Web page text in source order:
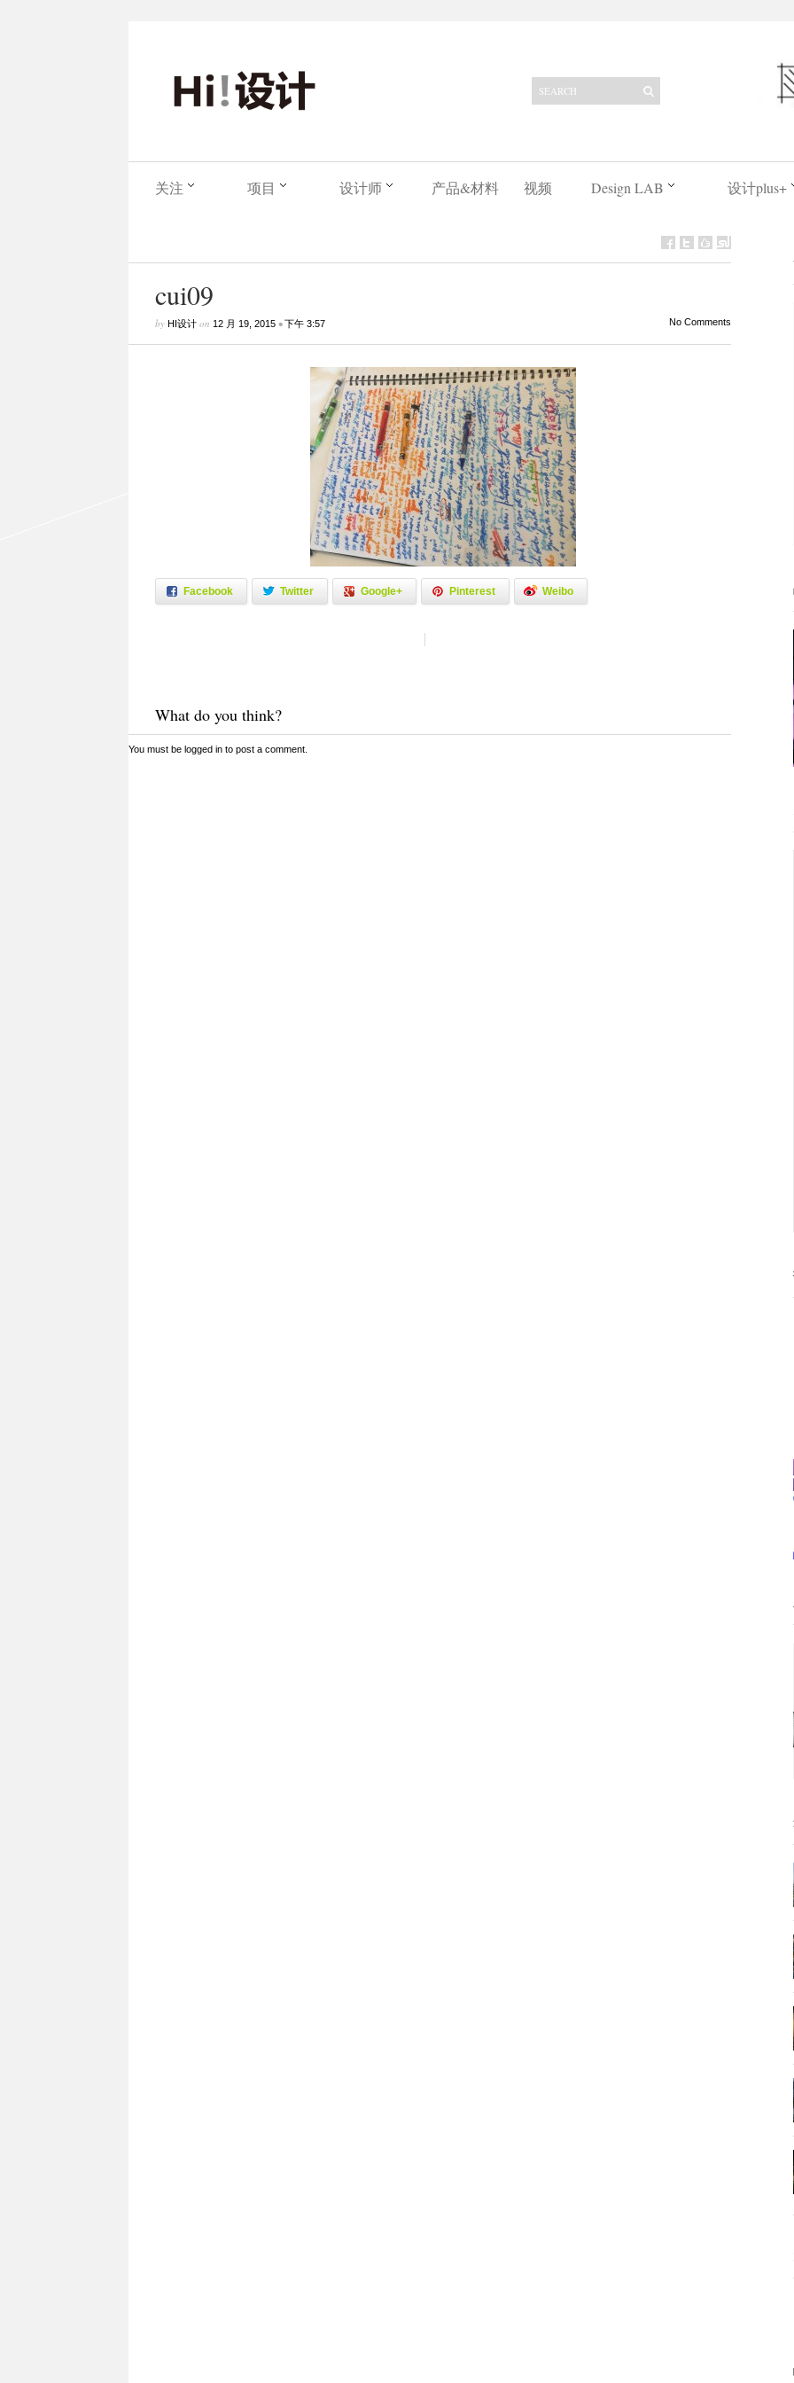
关注 项目 设计师 产品&材料 视频 Design LAB 设计plus+
cui09
by HI设计on 12 月 19, 2015•下午 3:57 No Comments
Facebook Twitter Google+ Pinterest Weibo
What do you think?
You must be logged into post a comment.